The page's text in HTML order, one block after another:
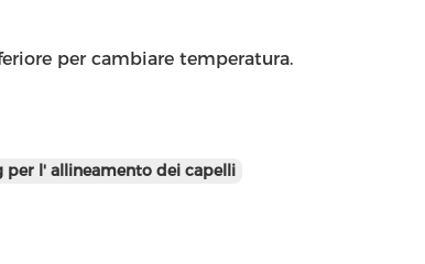
per cambiare temperatura.
per l' allineamento dei capelli